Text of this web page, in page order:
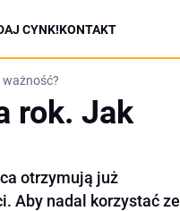
CYNK!KONTAKT
ważność?
rok. Jak
otrzymują już
Aby nadal korzystać ze